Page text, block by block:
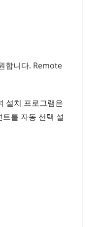
합니다. Remote
설치 프로그램은
를 자동 선택 설